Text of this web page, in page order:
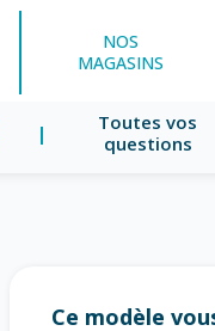
NOS
MAGASINS
Toutes vos
questions
Ce modèle